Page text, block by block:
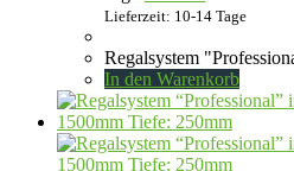
Lieferzeit: 10-14 Tage
Regalsystem
In den Warenkorb